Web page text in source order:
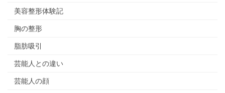
美容整形体験記
胸の整形
脂肪吸引
芸能人との違い
芸能人の顔